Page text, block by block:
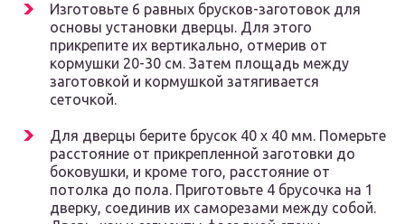
Изготовьте 6 равных брусков-заготовок для
основы установки дверцы. Для этого
прикрепите их вертикально, отмерив от
кормушки 20-30 см. Затем площадь между
заготовкой и кормушкой затягивается
сеточкой.
Для дверцы берите брусок 40 х 40 мм. Померьте
расстояние от прикрепленной заготовки до
боковушки, и кроме того, расстояние от
потолка до пола. Приготовьте 4 брусочка на 1
дверку, соединив их саморезами между собой.